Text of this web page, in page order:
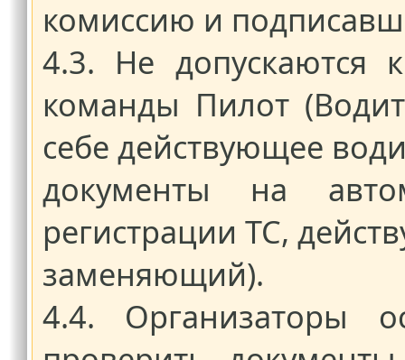
комиссию и
4.3. Не допускаются
команды Пилот
себе действующее
документы на
регистрации ТС,
заменяющий).
4.4. Организаторы